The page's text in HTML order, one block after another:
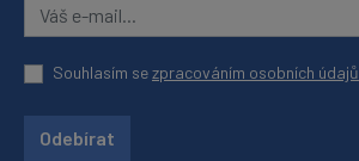
Souhlasím sezpracováním osobních údajů
Odebírat